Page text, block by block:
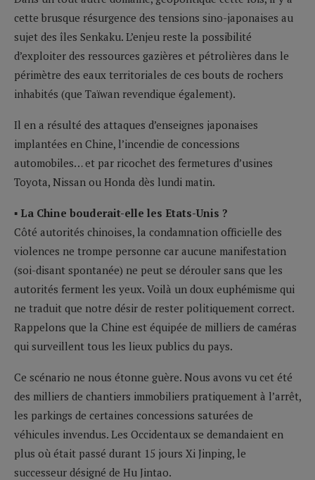
cette brusque résurgence des tensions sino-japonaises au
sujet des îles Senkaku. L’enjeu reste la possibilité
d’exploiter des ressources gazières et pétrolières dans le
périmètre des eaux territoriales de ces bouts de rochers
inhabités (que Taïwan revendique également).
Il en a résulté des attaques d’enseignes japonaises
implantées en Chine, l’incendie de concessions
automobiles… et par ricochet des fermetures d’usines
Toyota, Nissan ou Honda dès lundi matin.
▪ La Chine bouderait-elle les Etats-Unis ?
Côté autorités chinoises, la condamnation officielle des
violences ne trompe personne car aucune manifestation
(soi-disant spontanée) ne peut se dérouler sans que les
autorités ferment les yeux. Voilà un doux euphémisme qui
ne traduit que notre désir de rester politiquement correct.
Rappelons que la Chine est équipée de milliers de caméras
qui surveillent tous les lieux publics du pays.
Ce scénario ne nous étonne guère. Nous avons vu cet été
des milliers de chantiers immobiliers pratiquement à l’arrêt,
les parkings de certaines concessions saturées de
véhicules invendus. Les Occidentaux se demandaient en
plus où était passé durant 15 jours Xi Jinping, le
successeur désigné de Hu Jintao.